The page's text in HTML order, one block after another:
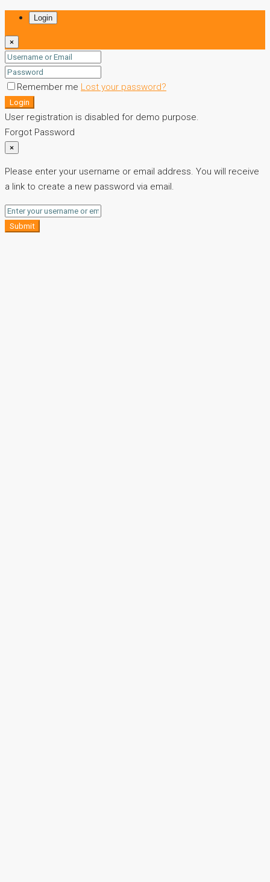
Login
×
Remember me Lost your password?
Login
User registration is disabled for demo purpose.
Forgot Password
×
Please enter your username or email address. You will receive
a link to create a new password via email.
Submit